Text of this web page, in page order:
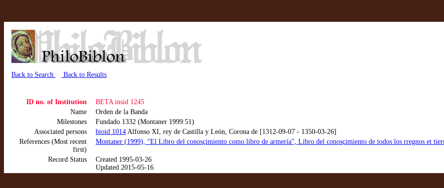
Back to Search Back to Results
ID no. of Institution
BETA insid 1245
Name
Orden de la Banda
Milestones
Fundado 1332 (Montaner 1999:51)
Associated persons
bioid 1014 Alfonso XI, rey de Castilla y León, Corona de [1312-09-07 - 1350-03-26]
References (Most recent
first)
Montaner (1999), “El Libro del conosçimiento como libro de armería”, Libro del conosçimiento de todos los rregnos et
Record Status
Created 1995-03-26
Updated 2015-05-16